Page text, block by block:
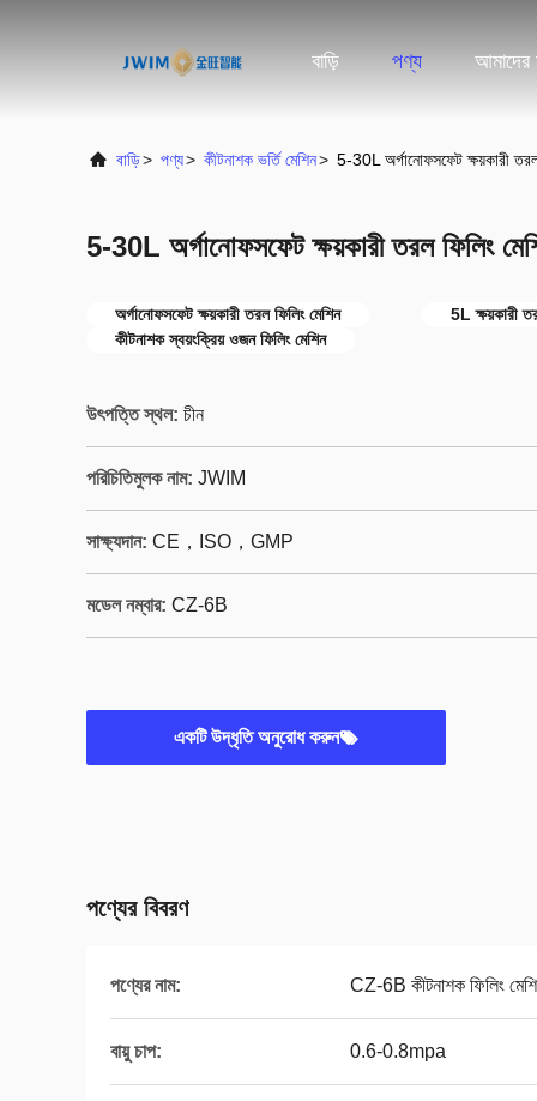
বাড়ি পণ্য আমাদের
বাড়ি> পণ্য> কীটনাশক ভর্তি মেশিন> 5-30L অর্গানোফসফেট ক্ষয়কারী
5-30L অর্গানোফসফেট ক্ষয়কারী তরল ফিলিং
অর্গানোফসফেট ক্ষয়কারী তরল ফিলিং মেশিন
5L ক্ষয়কারী
কীটনাশক স্বয়ংক্রিয় ওজন ফিলিং মেশিন
উৎপত্তি স্থল: চীন
পরিচিতিমুলক নাম: JWIM
সাক্ষ্যদান: CE，ISO，GMP
মডেল নম্বার: CZ-6B
একটি উদ্ধৃতি অনুরোধ করুন
পণ্যের বিবরণ
পণ্যের নাম: CZ-6B কীটনাশক ফিলিং
বায়ু চাপ: 0.6-0.8mpa